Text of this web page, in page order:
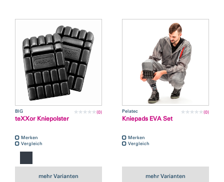
BIG (0)
teXXor Kniepolster
Merken
Vergleich
mehr Varianten
Pelatec (0)
Kniepads EVA Set
Merken
Vergleich
mehr Varianten